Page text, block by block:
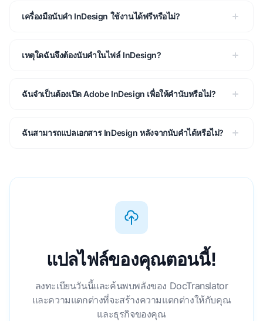
เครื่องมือนับคํา InDesign ใช้งานได้ฟรีหรือไม่?
เหตุใดฉันจึงต้องนับคําในไฟล์ InDesign?
ฉันจําเป็นต้องเปิด Adobe InDesign เพื่อให้คํานับหรือไม่?
ฉันสามารถแปลเอกสาร InDesign หลังจากนับคําได้หรือไม่?
แปลไฟล์ของคุณตอนนี้!
ลงทะเบียนวันนี้และค้นพบพลังของ DocTranslator
และความแตกต่างที่จะสร้างความแตกต่างให้กับคุณ
และธุรกิจของคุณ